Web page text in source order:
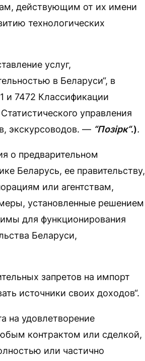
действующим от их имени
технологических
услуг,
в Беларуси“, в
и 7472 Классификации
управления
экскурсоводов. — “Позірк“.).
о предварительном
Беларусь, ее правительству,
или агентствам,
установленные решением
для функционирования
Беларуси,
запретов на импорт
источники своих доходов“.
на удовлетворение
контрактом или сделкой,
или частично